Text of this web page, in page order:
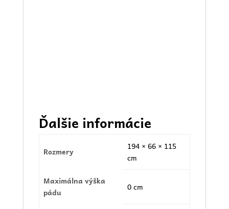
Ďalšie informácie
Rozmery
194 × 66 × 115
cm
Maximálna výška
pádu
0 cm